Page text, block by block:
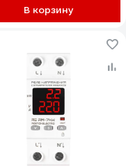
В корзину